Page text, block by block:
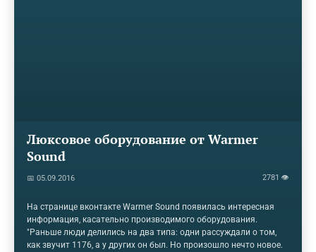
Люксовое оборудование от Warmer
Sound
📅 05.09.2016 2781 👁
На странице вконтакте Warmer Sound появилась интересная
информация, касательно производимого оборудования.
"Раньше люди делились на два типа: одни рассуждали о том,
как звучит 1176, а у других он был. Но произошло нечто новое.